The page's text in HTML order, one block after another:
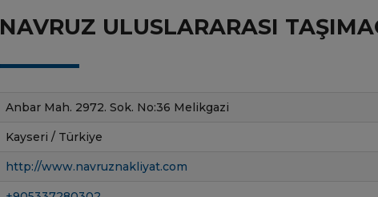
NAVRUZ ULUSLARARASI
Anbar Mah. 2972. Sok. No:36 Melikgazi
Kayseri / Türkiye
http://www.navruznakliyat.com